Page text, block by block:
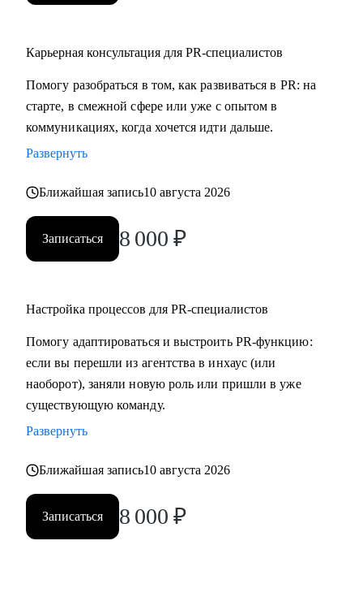
переход в PR
Карьерная консультация для PR-специалистов
Помогу разобраться в том, как развиваться в PR: на
старте, в смежной сфере или уже с опытом в
коммуникациях, когда хочется идти дальше.
Развернуть
Ближайшая запись10 августа 2026
Записаться 8 000 ₽
Настройка процессов для PR-специалистов
Помогу адаптироваться и выстроить PR-функцию:
если вы перешли из агентства в инхаус (или
наоборот), заняли новую роль или пришли в уже
существующую команду.
Развернуть
Ближайшая запись10 августа 2026
Записаться 8 000 ₽